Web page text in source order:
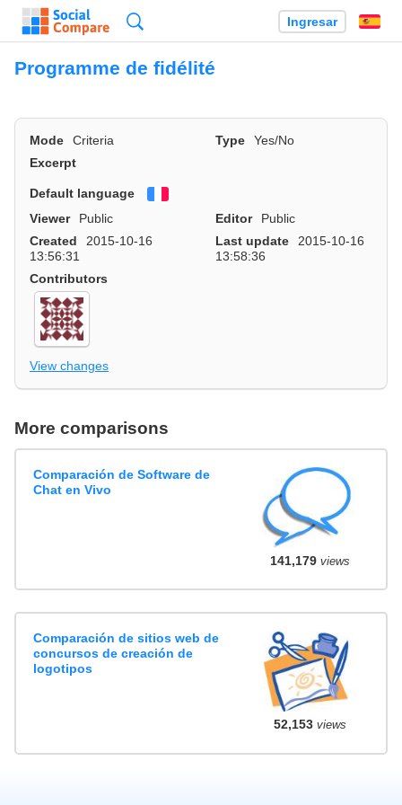
Ingresar
Programme de fidélité
Mode Criteria Type
Yes/No
Excerpt
Default language
Viewer
Public Editor
Public
Created
2015-10-16
13:56:31
Last update
2015-10-16
13:58:36
Contributors
View changes
More comparisons
Comparación de Software de
Chat en Vivo
141,179views
Comparación de sitios web de
concursos de creación de
logotipos
52,153views